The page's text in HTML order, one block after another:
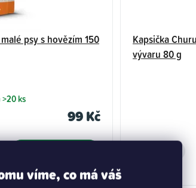
víme, co má váš
psy s hovězím 150
>20 ks
99 Kč
Kapsička
vývaru 80 g